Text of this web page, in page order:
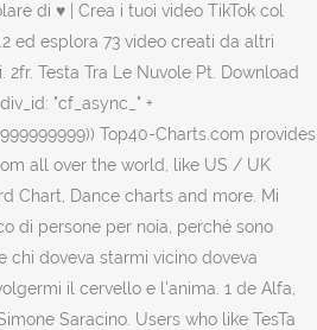
di ♥️ | Crea i tuoi video TikTok col
ed esplora 73 video creati da altri
Testa Tra Le Nuvole Pt. Download
"cf_async_" +
Top40-Charts.com provides
all over the world, like US / UK
Chart, Dance charts and more. Mi
di persone per noia, perché sono
chi doveva starmi vicino doveva
il cervello e l'anima. 1 de Alfa,
Saracino. Users who like TesTa